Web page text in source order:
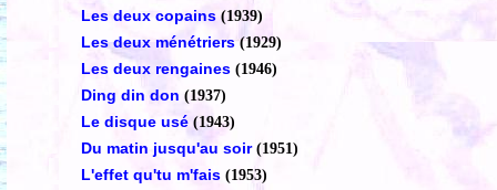
Les deux copains (1939)
Les deux ménétriers (1929)
Les deux rengaines (1946)
Ding din don (1937)
Le disque usé (1943)
Du matin jusqu'au soir (1951)
L'effet qu'tu m'fais (1953)